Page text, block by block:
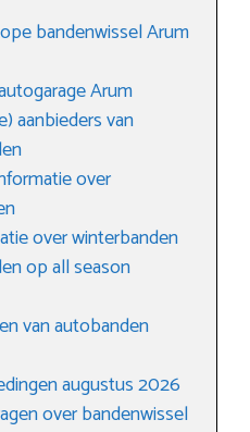
bandenwissel Arum
Arum
aanbieders van
over
over winterbanden
op all season
van autobanden
augustus 2026
over bandenwissel